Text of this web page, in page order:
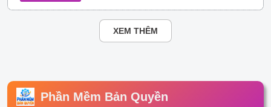
XEM THÊM
Phần Mềm Bản Quyền